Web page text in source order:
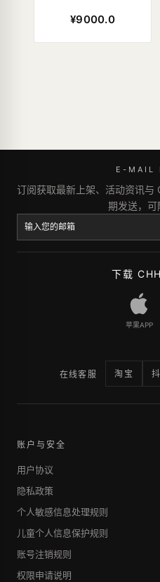
¥9000.0
E-MAIL
订阅获取最新上架、活动资讯
期发送，可
下载
苹果APP
在线客服 淘宝
账户与安全
用户协议
隐私政策
个人敏感信息处理规则
儿童个人信息保护规则
账号注销规则
权限申请说明